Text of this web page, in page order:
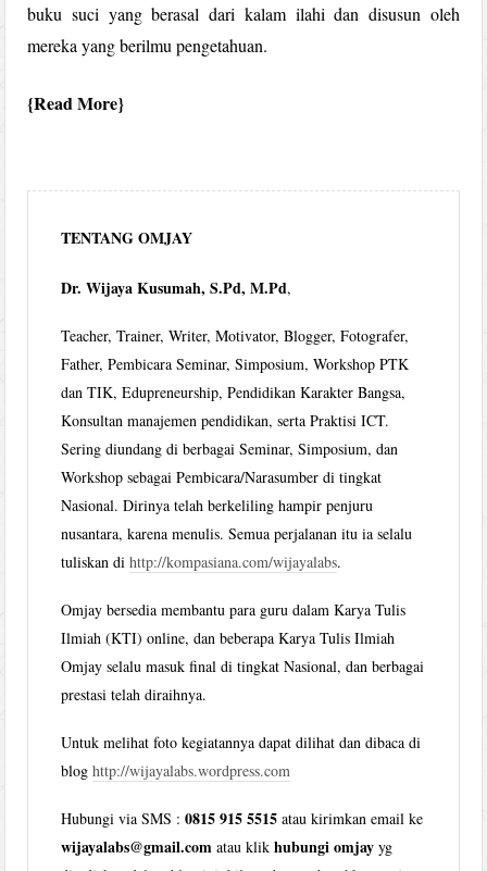
buku suci yang berasal dari kalam ilahi dan disusun oleh
mereka yang berilmu pengetahuan.
Read More
TENTANG OMJAY
Dr. Wijaya Kusumah, S.Pd, M.Pd,
Teacher, Trainer, Writer, Motivator, Blogger, Fotografer,
Father, Pembicara Seminar, Simposium, Workshop PTK
dan TIK, Edupreneurship, Pendidikan Karakter Bangsa,
Konsultan manajemen pendidikan, serta Praktisi ICT.
Sering diundang di berbagai Seminar, Simposium, dan
Workshop sebagai Pembicara/Narasumber di tingkat
Nasional. Dirinya telah berkeliling hampir penjuru
nusantara, karena menulis. Semua perjalanan itu ia selalu
tuliskan dihttp://kompasiana.com/wijayalabs.
Omjay bersedia membantu para guru dalam Karya Tulis
Ilmiah (KTI) online, dan beberapa Karya Tulis Ilmiah
Omjay selalu masuk final di tingkat Nasional, dan berbagai
prestasi telah diraihnya.
Untuk melihat foto kegiatannya dapat dilihat dan dibaca di
bloghttp://wijayalabs.wordpress.com
Hubungi via SMS :0815 915 5515 atau kirimkan email ke
wijayalabs@gmail.com atau klikhubungi omjay yg